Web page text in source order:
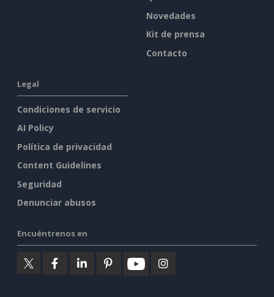
Novedades
Kit de prensa
Contacto
Legal
Condiciones de servicio
AI Policy
Política de privacidad
Content Guidelines
Seguridad
Denunciar abusos
Encuéntrenos en